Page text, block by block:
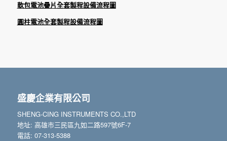
軟包電池疊片全套製程設備流程圖
圓柱電池全套製程設備流程圖
盛慶企業有限公司
SHENG-CING INSTRUMENTS CO.,LTD
地址: 高雄市三民區九如二路597號6F-7
電話: 07-313-5388